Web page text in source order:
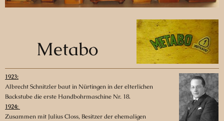
Metabo
1923:
Albrecht Schnitzler baut in Nürtingen in der elterlichen
Backstube die erste Handbohrmaschine Nr. 18.
1924:
Zusammen mit Julius Closs, Besitzer der ehemaligen